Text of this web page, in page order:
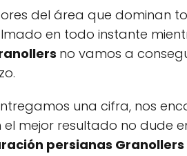
del área que dominan
en todo instante
no vamos a
una cifra, nos
mejor resultado no dude
persianas Granollers